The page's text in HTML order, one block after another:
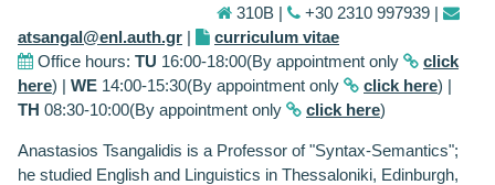
310Β |
+30 2310 997939 |
atsangal@enl.auth.gr |
curriculum vitae
Office hours: TU 16:00-18:00(By appointment only
click
here) | WE 14:00-15:30(By appointment only click here) |
TH 08:30-10:00(By appointment only click here)
Anastasios Tsangalidis is a Professor of "Syntax-Semantics";
he studied English and Linguistics in Thessaloniki, Edinburgh,